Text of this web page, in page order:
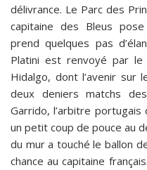
délivrance. Le Parc des
capitaine des Bleus
prend quelques pas
Platini est renvoyé par
Hidalgo, dont l’avenir sur
deux deniers matchs
Garrido, l’arbitre
un petit coup de pouce au
du mur a touché le ballon
chance au capitaine